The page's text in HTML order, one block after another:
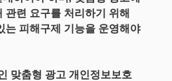
관련 요구를 처리하기 위해
는 피해구제 기능을 운영해야
맞춤형 광고 개인정보보호